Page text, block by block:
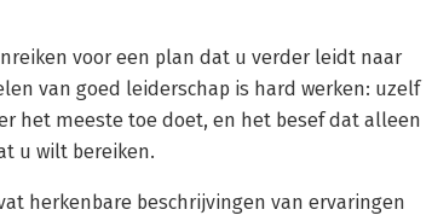
voor een plan dat u verder leidt naar
van goed leiderschap is hard werken: uzelf
het meeste toe doet, en het besef dat alleen
u wilt bereiken.
herkenbare beschrijvingen van ervaringen